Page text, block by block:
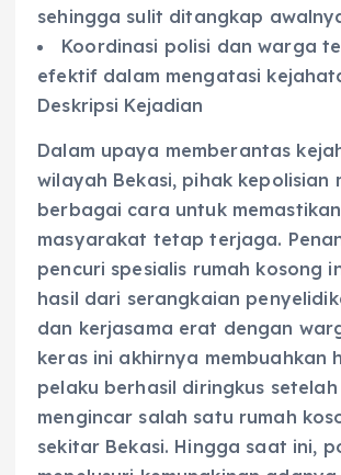
sehingga sulit ditangkap
Koordinasi polisi dan warga
efektif dalam mengatasi
Deskripsi Kejadian
Dalam upaya memberantas
wilayah Bekasi, pihak kepolisian
berbagai cara untuk
masyarakat tetap terjaga.
pencuri spesialis rumah kosong
hasil dari serangkaian
dan kerjasama erat dengan
keras ini akhirnya membuahkan
pelaku berhasil diringkus
mengincar salah satu rumah
sekitar Bekasi. Hingga saat ini,